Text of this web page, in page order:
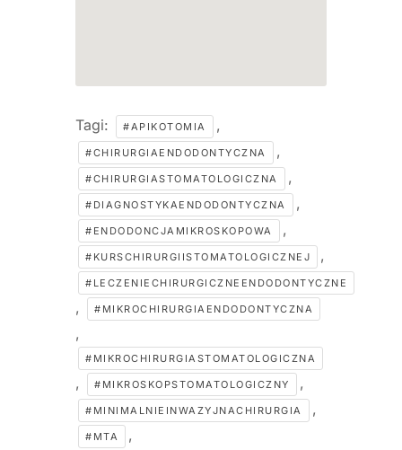
Tagi: #APIKOTOMIA ,
#CHIRURGIAENDODONTYCZNA ,
#CHIRURGIASTOMATOLOGICZNA ,
#DIAGNOSTYKAENDODONTYCZNA ,
#ENDODONCJAMIKROSKOPOWA ,
#KURSCHIRURGIISTOMATOLOGICZNEJ ,
#LECZENIECHIRURGICZNEENDODONTYCZNE
, #MIKROCHIRURGIAENDODONTYCZNA
,
#MIKROCHIRURGIASTOMATOLOGICZNA
, #MIKROSKOPSTOMATOLOGICZNY ,
#MINIMALNIEINWAZYJNACHIRURGIA ,
#MTA ,